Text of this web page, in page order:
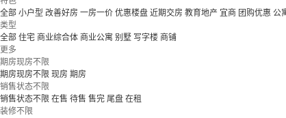
全部 小户型 改善好房 一房一价 优惠楼盘 近期交房 教育地产 宜商 团购优惠 公
类型
全部 住宅 商业综合体 商业公寓 别墅 写字楼 商铺
更多
期房现房不限
期房现房不限 现房 期房
销售状态不限
销售状态不限 在售 待售 售完 尾盘 在租
装修不限